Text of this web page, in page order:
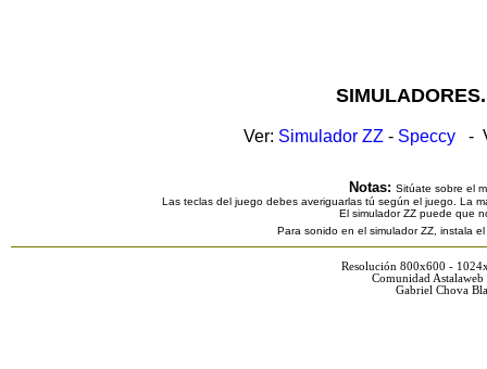
Ver: Simulador ZZ - Speccy -
Notas: Sitúate sobre el
Las teclas del juego debes averiguarlas tú según el juego. La
El simulador ZZ puede que
Para sonido en el simulador ZZ, instala
Resolución 800x600 -
Comunidad
Gabriel Chova